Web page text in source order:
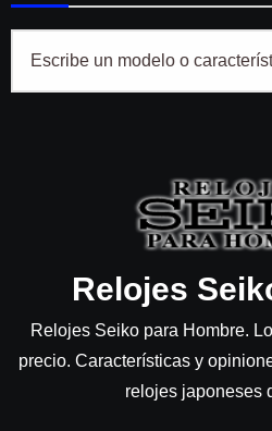
Relojes
Relojes Seiko para Hombre.
precio. Características y
relojes japoneses